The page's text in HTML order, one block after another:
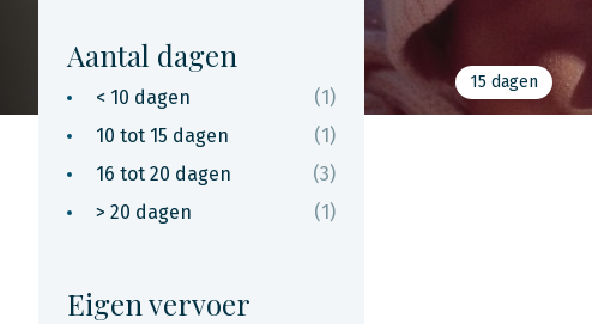
Aantal dagen
< 10 dagen
(1)
10 tot 15 dagen
(1)
16 tot 20 dagen
(3)
> 20 dagen
(1)
Eigen vervoer
15 dagen